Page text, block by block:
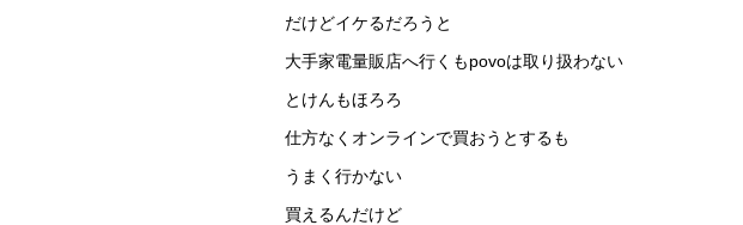
だけどイケるだろうと
大手家電量販店へ行くもpovoは取り扱わない
とけんもほろろ
仕方なくオンラインで買おうとするも
うまく行かない
買えるんだけど